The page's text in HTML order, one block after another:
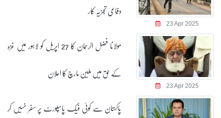
23 Apr 2025
دفاعی تجزیہ کار
23 Apr 2025
مولانا فضل الرحمان کا 27 اپریل کو لاہور میں غزہ
کے حق میں ملین مارچ کا اعلان
پاکستان سے کوئی فیک پاسپورٹ پر سفر نہیں کر